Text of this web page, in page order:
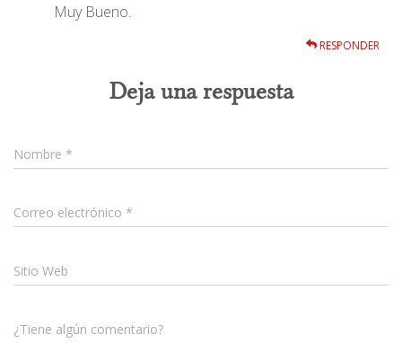
Muy Bueno.
RESPONDER
Deja una respuesta
Nombre *
Correo electrónico *
Sitio Web
¿Tiene algún comentario?